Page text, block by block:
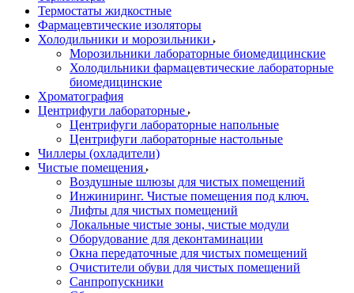
Термостаты жидкостные
Фармацевтические изоляторы
Холодильники и морозильники
Морозильники лабораторные биомедицинские
Холодильники фармацевтические лабораторные
биомедицинские
Хроматография
Центрифуги лабораторные
Центрифуги лабораторные напольные
Центрифуги лабораторные настольные
Чиллеры (охладители)
Чистые помещения
Воздушные шлюзы для чистых помещений
Инжиниринг. Чистые помещения под ключ.
Лифты для чистых помещений
Локальные чистые зоны, чистые модули
Оборудование для деконтаминации
Окна передаточные для чистых помещений
Очистители обуви для чистых помещений
Санпропускники